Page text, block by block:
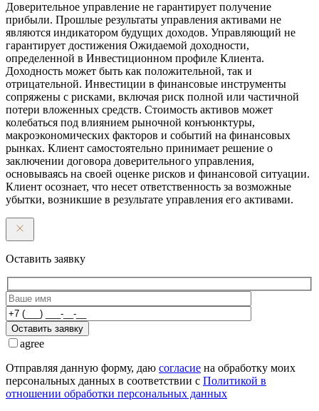
Доверительное управление не гарантирует получение
прибыли. Прошлые результаты управления активами не
являются индикатором будущих доходов. Управляющий не
гарантирует достижения Ожидаемой доходности,
определенной в Инвестиционном профиле Клиента.
Доходность может быть как положительной, так и
отрицательной. Инвестиции в финансовые инструменты
сопряжены с рисками, включая риск полной или частичной
потери вложенных средств. Стоимость активов может
колебаться под влиянием рыночной конъюнктуры,
макроэкономических факторов и событий на финансовых
рынках. Клиент самостоятельно принимает решение о
заключении договора доверительного управления,
основываясь на своей оценке рисков и финансовой ситуации.
Клиент осознает, что несет ответственность за возможные
убытки, возникшие в результате управления его активами.
Оставить заявку
Оставить заявку
agree
Отправляя данную форму, даю согласие на обработку моих
персональных данных в соответствии с Политикой в
отношении обработки персональных данных